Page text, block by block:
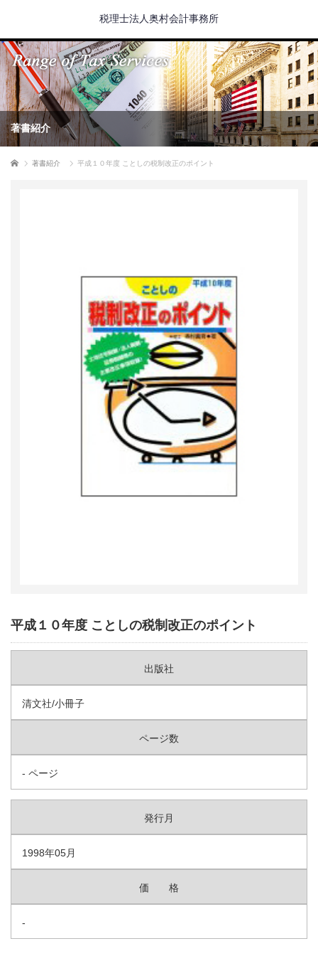
税理士法人奥村会計事務所
著書紹介
ホーム 著書紹介 平成１０年度 ことしの税制改正のポイント
平成１０年度 ことしの税制改正のポイント
出版社
清文社/小冊子
ページ数
- ページ
発行月
1998年05月
価 格
-